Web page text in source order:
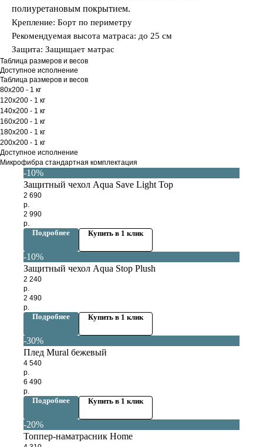
полиуретановым покрытием.
Крепление: Борт по периметру
Рекомендуемая высота матраса: до 25 см
Защита: Защищает матрас
Таблица размеров и весов
Доступное исполнение
Таблица размеров и весов
80х200 - 1 кг
120х200 - 1 кг
140х200 - 1 кг
160х200 - 1 кг
180х200 - 1 кг
200х200 - 1 кг
Доступное исполнение
Микрофибра стандартная комплектация
-10%
Защитный чехол Aqua Save Light Top
2 690
р.
2 990
р.
Подробнее Купить в 1 клик
-10%
Защитный чехол Aqua Stop Plush
2 240
р.
2 490
р.
Подробнее Купить в 1 клик
-30%
Плед Mural бежевый
4 540
р.
6 490
р.
Подробнее Купить в 1 клик
-20%
Топпер-наматрасник Home